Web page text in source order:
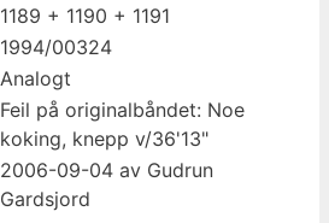
1189 + 1190 + 1191
1994/00324
Analogt
Feil på originalbåndet: Noe
koking, knepp v/36'13"
2006-09-04 av Gudrun
Gardsjord